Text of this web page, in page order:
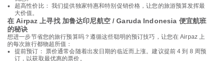
超高性价比： 我们提供独家特惠和特别促销价格，让您的旅游预算发挥最
大价值。
在 Airpaz 上寻找 加鲁达印尼航空 / Garuda Indonesia 便宜航班
的秘诀
想进一步节省您的旅行预算吗？遵循这些聪明的预订技巧，让您在 Airpaz 上
的每次旅行都物超所值：
提前预订： 票价通常会随着出发日期的临近而上涨。建议提前 4 到 8 周预
订，以获取最优惠的票价。